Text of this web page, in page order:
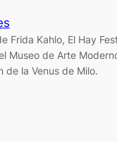
Frida Kahlo, El Hay
Museo de Arte
de la Venus de Milo.